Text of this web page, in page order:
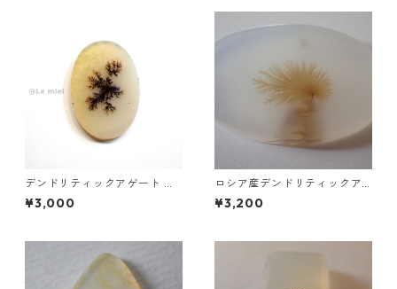
デンドリティックアゲート ル
ース 5.2ct 20.2mm*14.2mm
*1.7mm
¥3,000
ロシア産デンドリティックア
ゲート ラウンドスライスルー
ス 52.3ct 27.5mm*39.8mm*
¥3,200